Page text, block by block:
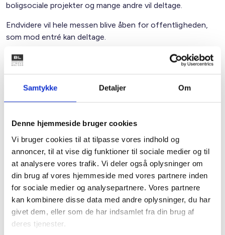
Samtykke Detaljer Om
Denne hjemmeside bruger cookies
Vi bruger cookies til at tilpasse vores indhold og
annoncer, til at vise dig funktioner til sociale medier og til
at analysere vores trafik. Vi deler også oplysninger om
din brug af vores hjemmeside med vores partnere inden
for sociale medier og analysepartnere. Vores partnere
kan kombinere disse data med andre oplysninger, du har
givet dem, eller som de har indsamlet fra din brug af
deres tjenester.
boligsociale projekter og mange andre vil deltage.
Endvidere vil hele messen blive åben for offentligheden,
som mod entré kan deltage.
Selve det faglige arrangement bliver dog forbeholdt de,
som er tilmeldt Almene Boligdage gennem deres
Den egentlige indbydelse med program udsendes ultimo
boligorganisationen, at tilmelde sig arrangementet samt
foretage hotelreservationer.
I kan læse meget mere om Almene Boligdage på BL´s
hjemmeside www.bl.dk/almeneboligdage, hvor der løbende
vil være nyt om arrangementet. Her finder I også en mere
detaljeret beskrivelse af, hvordan I kan byde ind med en
aktivitet.
Venlig hilsen